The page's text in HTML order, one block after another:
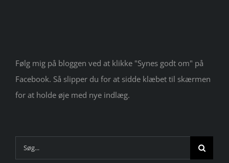
Følg mig på bloggen ved at klikke "Synes godt om" på
Facebook. Så slipper du for at sidde klæbet til skærmen
for at holde øje med nye indlæg.
Søg
efter: